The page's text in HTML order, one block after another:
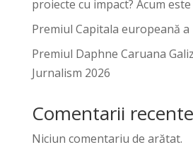
proiecte cu impact? Acum
Premiul Capitala europeană
Premiul Daphne Caruana
Jurnalism 2026
Comentarii recente
Niciun comentariu de arătat.